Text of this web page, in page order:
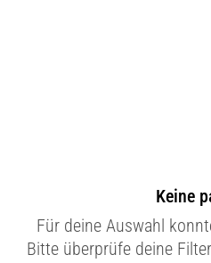
Keine
Für deine Auswahl
Bitte überprüfe deine